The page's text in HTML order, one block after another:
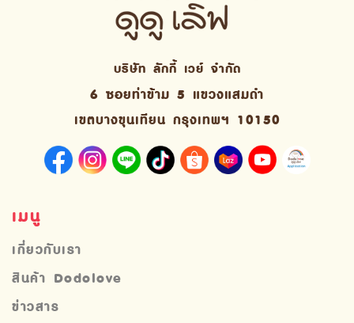
บริษัท ลักกี้ เวย์ จํากัด
6 ซอยท่าข้าม 5 แขวงแสมดำ
เขตบางขุนเทียน กรุงเทพฯ 10150
เมนู
เกี่ยวกับเรา
สินค้า Dodolove
ข่าวสาร